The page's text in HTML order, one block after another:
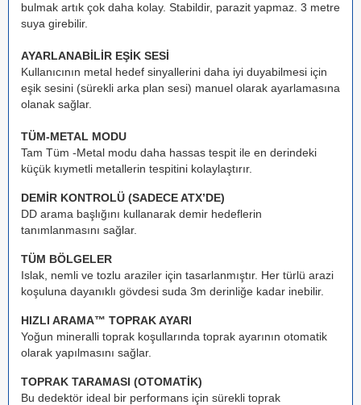
bulmak artık çok daha kolay. Stabildir, parazit yapmaz. 3 metre
suya girebilir.
AYARLANABİLİR EŞİK SESİ
Kullanıcının metal hedef sinyallerini daha iyi duyabilmesi için
eşik sesini (sürekli arka plan sesi) manuel olarak ayarlamasına
olanak sağlar.
TÜM-METAL MODU
Tam Tüm -Metal modu daha hassas tespit ile en derindeki
küçük kıymetli metallerin tespitini kolaylaştırır.
DEMİR KONTROLÜ (SADECE ATX’DE)
DD arama başlığını kullanarak demir hedeflerin
tanımlanmasını sağlar.
TÜM BÖLGELER
Islak, nemli ve tozlu araziler için tasarlanmıştır. Her türlü arazi
koşuluna dayanıklı gövdesi suda 3m derinliğe kadar inebilir.
HIZLI ARAMA™ TOPRAK AYARI
Yoğun mineralli toprak koşullarında toprak ayarının otomatik
olarak yapılmasını sağlar.
TOPRAK TARAMASI (OTOMATİK)
Bu dedektör ideal bir performans için sürekli toprak